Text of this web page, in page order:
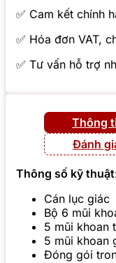
✅ Cam kết chính
✅ Hóa đơn VAT,
✅ Tư vấn hỗ trợ
Thông
Đánh
Thông số kỹ
Cán lục giác
Bộ 6 mũi
5 mũi khoan
5 mũi khoan
Đóng gói